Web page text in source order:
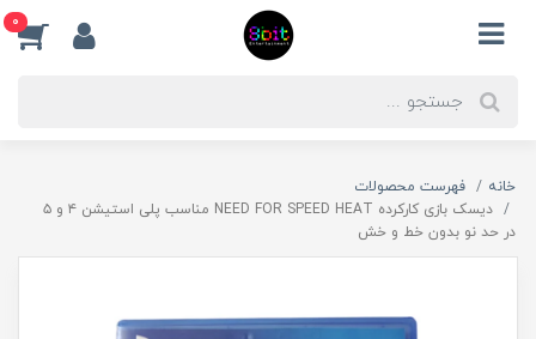
0
خانه
فهرست محصولات
دیسک بازی کارکرده NEED FOR SPEED HEAT مناسب پلی استیشن ۴ و ۵
در حد نو بدون خط و خش